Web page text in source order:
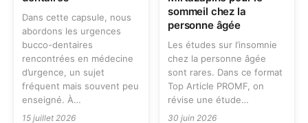
Dans cette capsule, nous
abordons les urgences
bucco-dentaires
rencontrées en médecine
d’urgence, un sujet
fréquent mais souvent peu
enseigné. À…
15 juillet 2026
sommeil chez la
personne âgée
Les études sur l’insomnie
chez la personne âgée
sont rares. Dans ce format
Top Article PROMF, on
révise une étude…
30 juin 2026